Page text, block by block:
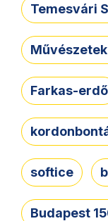
Temesvári
Farkas-erdő
softice
Budapest